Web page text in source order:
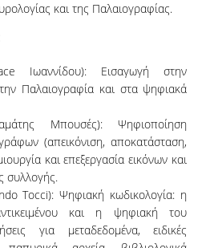
ΒΟΗΘΕΙΑ
ΣΥΣΤΑΣΕΩΝ/
και της Παλαιογραφίας.
Ιωαννίδου): Εισαγωγή στην
Παλαιογραφία και στα ψηφιακά
Μπουσές): Ψηφιοποίηση
(απεικόνιση, αποκατάσταση,
και επεξεργασία εικόνων και
συλλογής.
Tocci): Ψηφιακή κωδικολογία: η
και η ψηφιακή του
για μεταδεδομένα, ειδικές